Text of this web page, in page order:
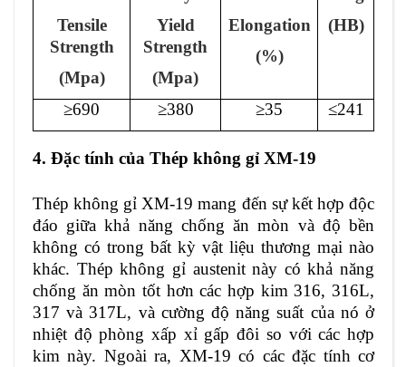
Tensile
Strength
(Mpa)
Yield
Strength
(Mpa)
Elongation
(%)
(HB)
≥690 ≥380 ≥35 ≤241
4. Đặc tính của Thép không gỉ XM-19
Thép không gỉ XM-19 mang đến sự kết hợp độc
đáo giữa khả năng chống ăn mòn và độ bền
không có trong bất kỳ vật liệu thương mại nào
khác. Thép không gỉ austenit này có khả năng
chống ăn mòn tốt hơn các hợp kim 316, 316L,
317 và 317L, và cường độ năng suất của nó ở
nhiệt độ phòng xấp xỉ gấp đôi so với các hợp
kim này. Ngoài ra, XM-19 có các đặc tính cơ